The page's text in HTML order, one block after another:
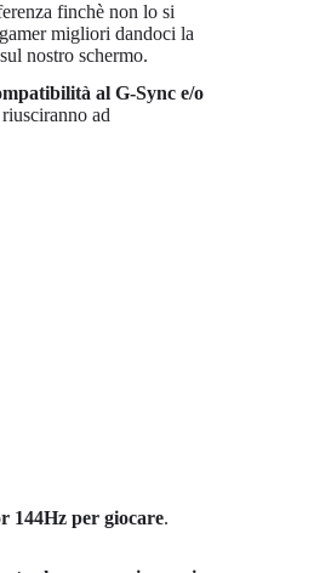
finchè non lo si
migliori dandoci la
nostro schermo.
al G-Sync e/o
riusciranno ad
144Hz per giocare.